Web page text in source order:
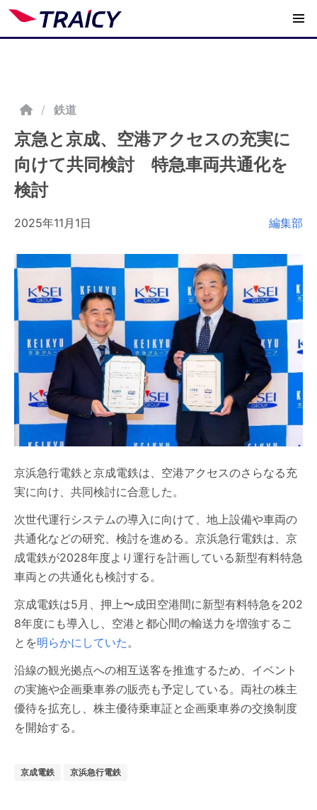
/ 鉄道
京急と京成、空港アクセスの充実に
向けて共同検討 特急車両共通化を
検討
2025年11月1日 編集部
京浜急行電鉄と京成電鉄は、空港アクセスのさらなる充
実に向け、共同検討に合意した。
次世代運行システムの導入に向けて、地上設備や車両の
共通化などの研究、検討を進める。京浜急行電鉄は、京
成電鉄が2028年度より運行を計画している新型有料特急
車両との共通化も検討する。
京成電鉄は5月、押上〜成田空港間に新型有料特急を202
8年度にも導入し、空港と都心間の輸送力を増強するこ
とを明らかにしていた。
沿線の観光拠点への相互送客を推進するため、イベント
の実施や企画乗車券の販売も予定している。両社の株主
優待を拡充し、株主優待乗車証と企画乗車券の交換制度
を開始する。
京成電鉄 京浜急行電鉄